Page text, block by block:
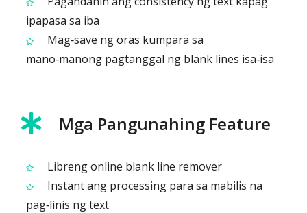
ipapasa sa iba
Mag‑save ng oras kumpara sa
mano‑manong pagtanggal ng blank lines isa‑isa
Mga Pangunahing Feature
Libreng online blank line remover
Instant ang processing para sa mabilis na
pag‑linis ng text